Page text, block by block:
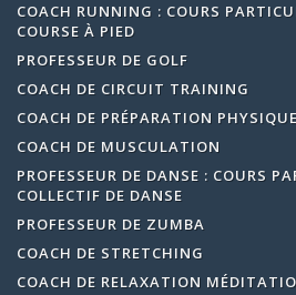
COACH RUNNING : COURS
COURSE À PIED
PROFESSEUR DE GOLF
COACH DE CIRCUIT TRAINING
COACH DE PRÉPARATION PHYSIQUE
COACH DE MUSCULATION
PROFESSEUR DE DANSE : COURS
COLLECTIF DE DANSE
PROFESSEUR DE ZUMBA
COACH DE STRETCHING
COACH DE RELAXATION